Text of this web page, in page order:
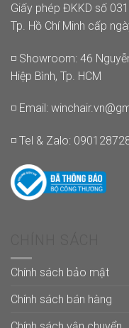
Giấy phép ĐKKD số
Tp. Hồ Chí Minh cấp
◽ Showroom: 46
Hiệp Bình, Tp. HCM
◽ Email:
◽ Tel & Zalo:
Chính sách bảo mật
Chính sách bán hàng